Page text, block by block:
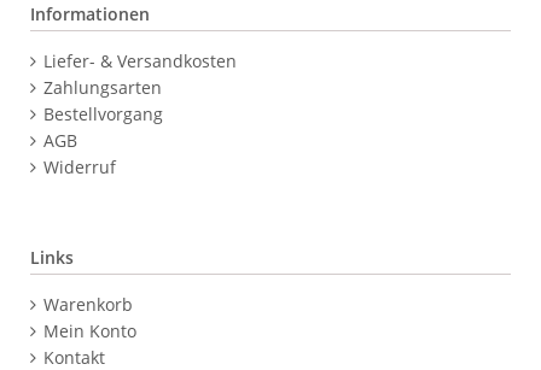
Informationen
Navigation
überspringen
Liefer- & Versandkosten
Zahlungsarten
Bestellvorgang
AGB
Widerruf
Links
Navigation
überspringen
Warenkorb
Mein Konto
Kontakt